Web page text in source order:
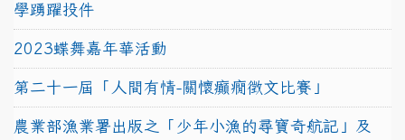
學踴躍投件
2023蝶舞嘉年華活動
第二十一屆「人間有情-關懷癲癇徵文比賽」
農業部漁業署出版之「少年小漁的尋寶奇航記」及